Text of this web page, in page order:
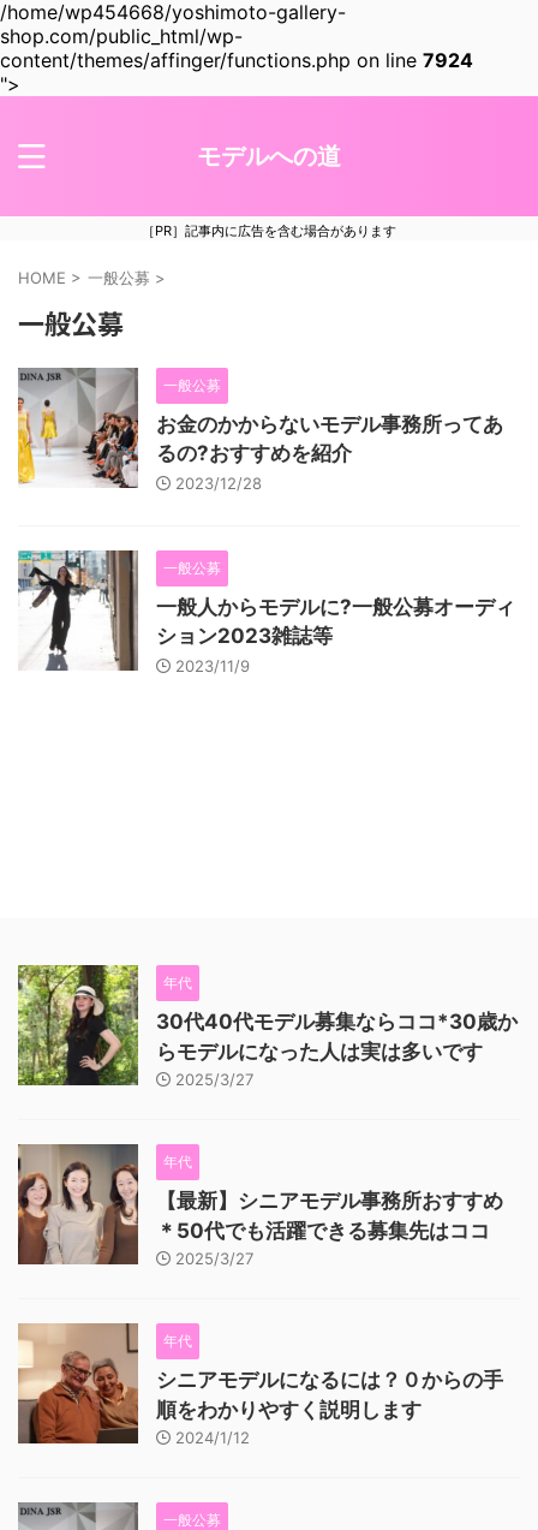
/home/wp454668/yoshimoto-gallery-
shop.com/public_html/wp-
content/themes/affinger/functions.php on line 7924
">
モデルへの道
［PR］記事内に広告を含む場合があります
HOME > 一般公募 >
一般公募
一般公募
お金のかからないモデル事務所ってあ
るの?おすすめを紹介
2023/12/28
一般公募
一般人からモデルに?一般公募オーディ
ション2023雑誌等
2023/11/9
年代
30代40代モデル募集ならココ*30歳か
らモデルになった人は実は多いです
2025/3/27
年代
【最新】シニアモデル事務所おすすめ
＊50代でも活躍できる募集先はココ
2025/3/27
年代
シニアモデルになるには？０からの手
順をわかりやすく説明します
2024/1/12
一般公募